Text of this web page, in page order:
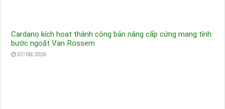
Cardano kích hoạt thành công bản nâng cấp cứng mang tính
bước ngoặt Van Rossem
07/08/2026